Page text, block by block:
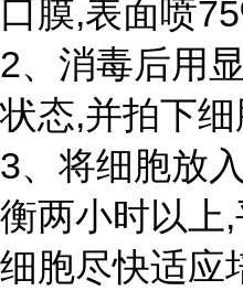
口膜,表面喷
2、消毒后用
状态,并拍下细
3、将细胞放
衡两小时以上
细胞尽快适应